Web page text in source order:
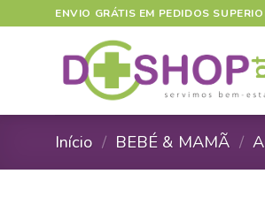
to
ENVIO GRÁTIS EM PEDIDOS
Início / BEBÉ & MAMÃ /